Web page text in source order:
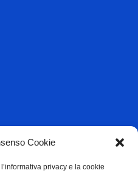
Cookie
privacy e la cookie